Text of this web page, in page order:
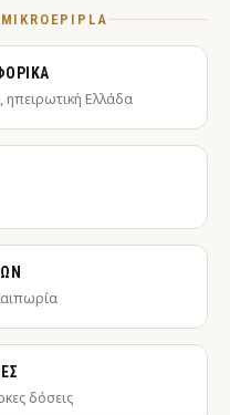
ηπειρωτική Ελλάδα
δόσεις